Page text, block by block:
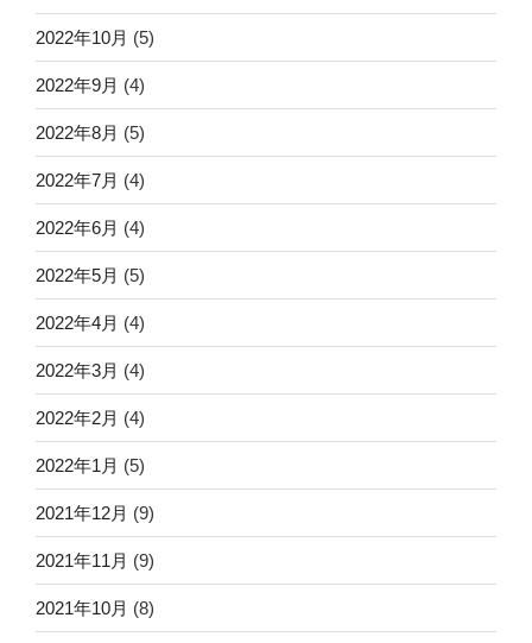
2022年10月 (5)
2022年9月 (4)
2022年8月 (5)
2022年7月 (4)
2022年6月 (4)
2022年5月 (5)
2022年4月 (4)
2022年3月 (4)
2022年2月 (4)
2022年1月 (5)
2021年12月 (9)
2021年11月 (9)
2021年10月 (8)